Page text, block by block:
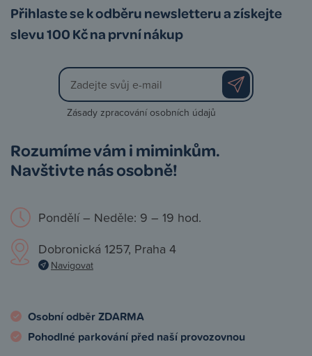
Přihlaste se k odběru newsletteru a získejte
slevu 100 Kč na první nákup
Zásady zpracování osobních údajů
Rozumíme vám i miminkům.
Navštivte nás osobně!
Pondělí – Neděle: 9 – 19 hod.
Dobronická 1257, Praha 4
Navigovat
Osobní odběr ZDARMA
Pohodlné parkování před naší provozovnou